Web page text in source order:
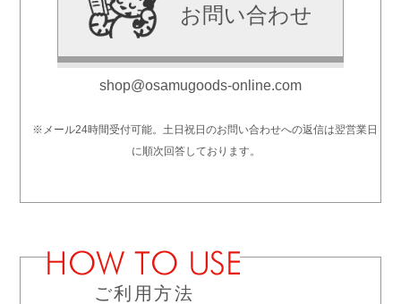
お問い合わせ
shop@osamugoods-online.com
※メール24時間受付可能。土日祝日のお問い合わせへの返信は翌営業日
に順次回答しております。
ご利用方法